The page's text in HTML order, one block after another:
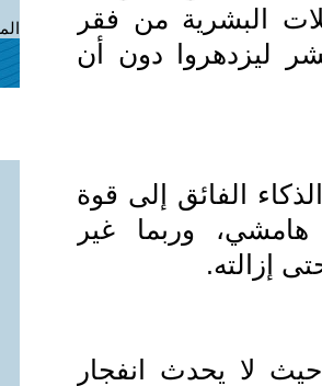
البشرية من فقر
ليزدهروا دون أن
الفائق إلى قوة
وربما غير
إزالته.
لا يحدث انفجار